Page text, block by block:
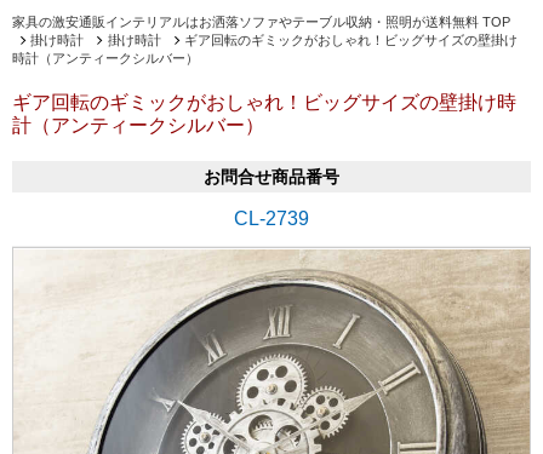
家具の激安通販インテリアルはお洒落ソファやテーブル収納・照明が送料無料 TOP
掛け時計
掛け時計
ギア回転のギミックがおしゃれ！ビッグサイズの壁掛け
時計（アンティークシルバー）
ギア回転のギミックがおしゃれ！ビッグサイズの壁掛け時
計（アンティークシルバー）
お問合せ商品番号
CL-2739